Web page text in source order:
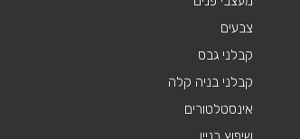
צבעים
קבלני גבס
קבלני בניה קלה
אינסטלטורים